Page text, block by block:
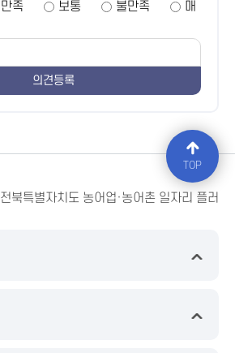
만족 보통 불만족
매
전북특별자치도 농어업·농어촌 일자리 플러스
TOP